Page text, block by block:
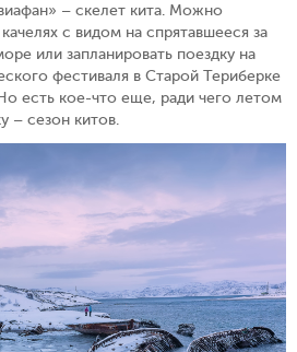
– скелет кита. Можно
с видом на спрятавшееся за
или запланировать поездку на
фестиваля в Старой Териберке
есть кое-что еще, ради чего летом
– сезон китов.